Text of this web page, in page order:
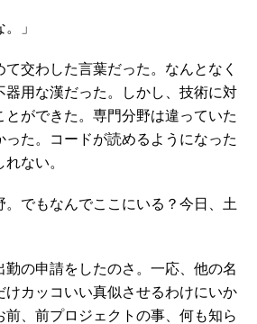
」
交わした言葉だった。なんとなく
器用な漢だった。しかし、技術に対
ができた。専門分野は違っていた
った。コードが読めるようになった
ない。
。でもなんでここにいる？今日、土
勤の申請をしたのさ。一応、他の名
カッコいい真似させるわけにいか
前、前プロジェクトの事、何も知ら